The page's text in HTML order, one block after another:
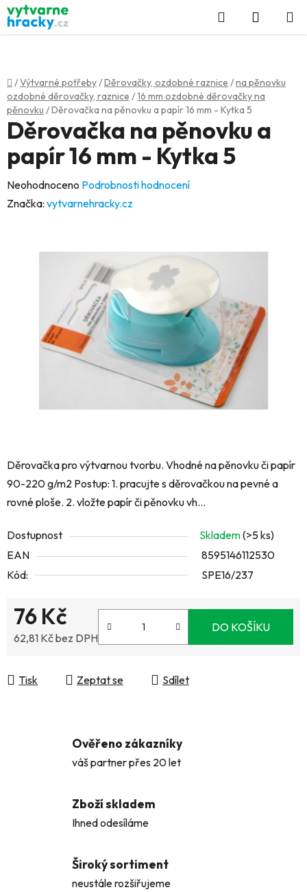
Přejít
na
obsah
Hledat
KOŠÍK
Domů
/Výtvarné potřeby/Děrovačky, ozdobné raznice /na pěnovku
ozdobné děrovačky, raznice /16 mm ozdobné děrovačky na
pěnovku /Děrovačka na pěnovku a papír 16 mm - Kytka 5
Děrovačka pro výtvarnou tvorbu. Vhodné na pěnovku či papír
90-220 g/m2 Postup: 1. pracujte s děrovačkou na pevné a
rovné ploše. 2. vložte papír či pěnovku vh...
Dostupnost Skladem(>5 ks)
EAN
8595146112530
Kód:
SPE16/237
76 Kč
62,81 Kč bez DPH
DO KOŠÍKU
Tisk Zeptat se Sdílet
Děrovačka na pěnovku a
papír 16 mm - Kytka 5
Průměrné
hodnocení
Neohodnoceno Podrobnosti hodnocení
Značka: vytvarnehracky.cz
Ověřeno zákazníky
váš partner přes 20 let
Zboží skladem
Ihned odesíláme
Široký sortiment
neustále rozšiřujeme